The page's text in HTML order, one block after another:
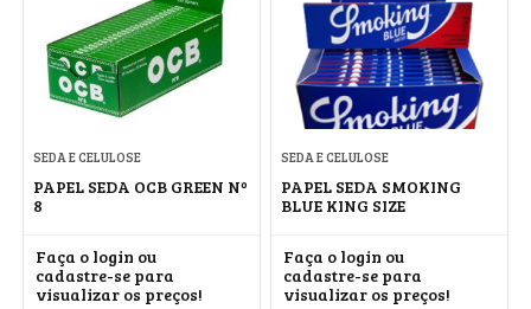
SEDA E CELULOSE
PAPEL SEDA OCB GREEN Nº
8
Faça o login ou
cadastre-se para
visualizar os preços!
SEDA E CELULOSE
PAPEL SEDA SMOKING
BLUE KING SIZE
Faça o login ou
cadastre-se para
visualizar os preços!